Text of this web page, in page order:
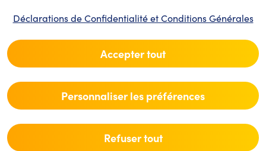
Déclarations de Confidentialité et Conditions Générales
Accepter tout
Personnaliser les préférences
Refuser tout
Cliquez ici pour vérifier
Envoyer
CONSOMMATEUR